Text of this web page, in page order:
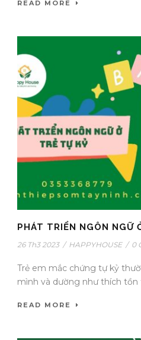
READ MORE
PHÁT TRIỂN NGÔN NGỮ
26 Th3 2023 / HAPPYHOUSE / 0
Trẻ em mắc chứng tự kỷ
mình và dường như thích
READ MORE